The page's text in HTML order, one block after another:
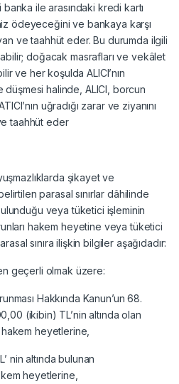
ile arasındaki kredi kartı
ödeyeceğini ve bankaya karşı
ve taahhüt eder. Bu durumda ilgili
doğacak masrafları ve vekâlet
ve her koşulda ALICI’nın
halinde, ALICI, borcun
uğradığı zarar ve ziyanını
taahhüt eder
şikayet ve
parasal sınırlar dâhilinde
veya tüketici işleminin
hakem heyetine veya tüketici
sınıra ilişkin bilgiler aşağıdadır:
geçerli olmak üzere:
Hakkında Kanun’un 68.
(ikibin) TL’nin altında olan
heyetlerine,
nin altında bulunan
heyetlerine,